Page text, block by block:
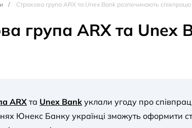
Страхова група ARX та Unex Bank розпочинають співпрацю
група ARX та Unex
ARX та Unex Bank уклали угоду про
Юнекс Банку українці зможуть оформити